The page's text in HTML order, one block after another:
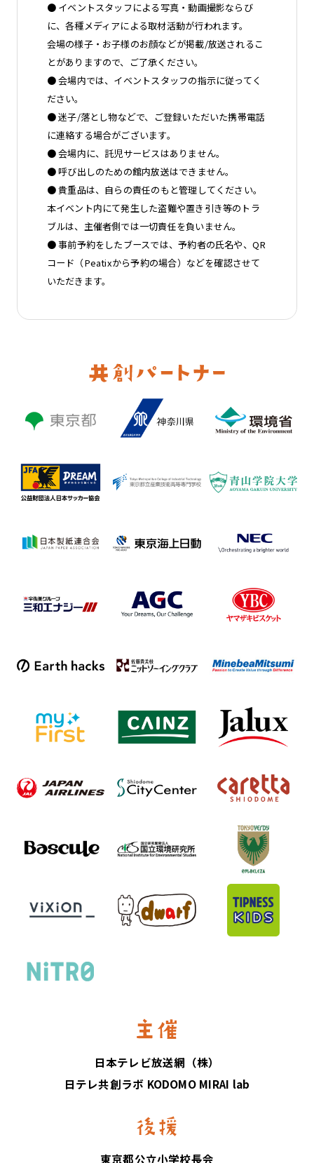
● イベントスタッフによる写真・動画撮影ならび
に、各種メディアによる取材活動が行われます。
会場の様子・お子様のお顔などが掲載/放送されるこ
とがありますので、ご了承ください。
● 会場内では、イベントスタッフの指示に従ってく
ださい。
● 迷子/落とし物などで、ご登録いただいた携帯電話
に連絡する場合がございます。
● 会場内に、託児サービスはありません。
● 呼び出しのための館内放送はできません。
● 貴重品は、自らの責任のもと管理してください。
本イベント内にて発生した盗難や置き引き等のトラ
ブルは、主催者側では一切責任を負いません。
● 事前予約をしたブースでは、予約者の氏名や、QR
コード（Peatixから予約の場合）などを確認させて
いただきます。
日本テレビ放送網（株）
日テレ共創ラボ KODOMO MIRAI lab
東京都公立小学校長会